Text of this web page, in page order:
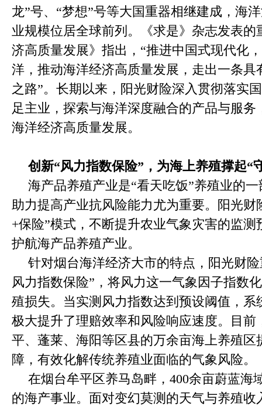
龙”号、“梦想”号等大国重器相继建成，海
业规模位居全球前列。《求是》杂志发表的
济高质量发展》指出，“推进中国式现代化
洋，推动海洋经济高质量发展，走出一条具
之路”。长期以来，阳光财险深入贯彻落实
足主业，探索与海洋深度融合的产品与服
海洋经济高质量发展。
创新“风力指数保险”，为海上养殖撑起“
海产品养殖产业是“看天吃饭”养殖业的
助力提高产业抗风险能力尤为重要。阳光财
+保险”模式，不断提升农业气象灾害的监
护航海产品养殖产业。
针对烟台海洋经济大市的特点，阳光财
风力指数保险”，将风力这一气象因子指数
殖损失。当实测风力指数达到预设阈值，系
极大提升了理赔效率和风险响应速度。目前
平、蓬莱、海阳等区县的万余亩海上养殖区
障，有效化解传统养殖业面临的气象风险。
在烟台牟平区养马岛畔，400余亩蔚蓝海
的海产事业。面对变幻莫测的天气与养殖收